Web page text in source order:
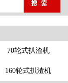
70轮式扒渣机
160轮式扒渣机